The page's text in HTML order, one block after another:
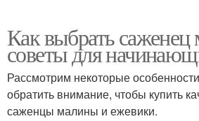
Как выбрать
советы для
Рассмотрим некоторые
обратить внимание, чтобы купить
саженцы малины и ежевики.